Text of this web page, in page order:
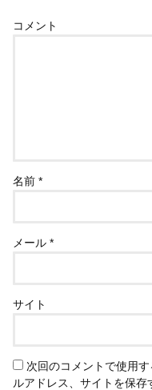
コメント
名前*
メール*
サイト
次回のコメントで使用
ルアドレス、サイトを保存